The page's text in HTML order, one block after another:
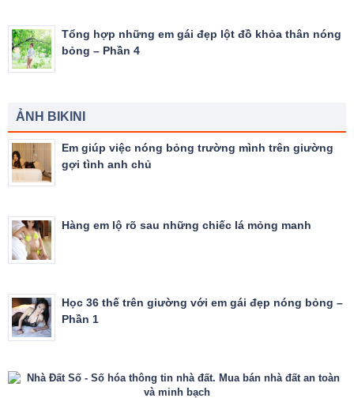
Tổng hợp những em gái đẹp lột đồ khỏa thân nóng
bỏng – Phần 4
ẢNH BIKINI
Em giúp việc nóng bỏng trường mình trên giường
gợi tình anh chủ
Hàng em lộ rõ sau những chiếc lá mỏng manh
Học 36 thế trên giường với em gái đẹp nóng bỏng –
Phần 1